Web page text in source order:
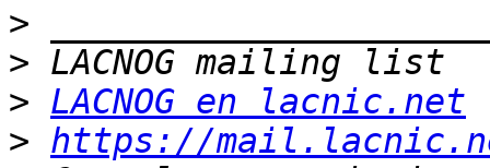
>
>
> LACNOG en lacnic.net
> https://